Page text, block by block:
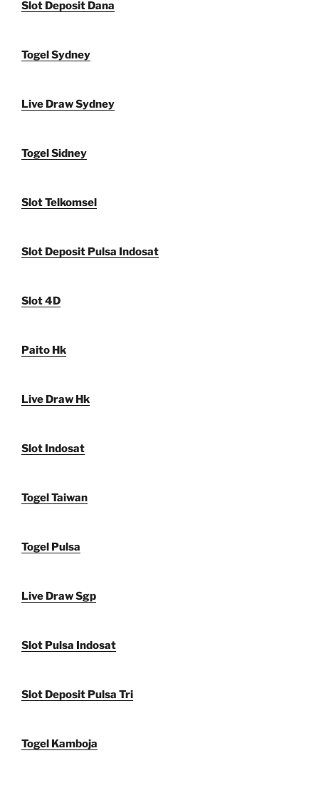
Slot Deposit Dana
Togel Sydney
Live Draw Sydney
Togel Sidney
Slot Telkomsel
Slot Deposit Pulsa Indosat
Slot 4D
Paito Hk
Live Draw Hk
Slot Indosat
Togel Taiwan
Togel Pulsa
Live Draw Sgp
Slot Pulsa Indosat
Slot Deposit Pulsa Tri
Togel Kamboja